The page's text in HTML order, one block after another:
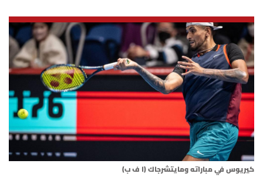
نداء اليوم
محليات
أسرار
متفرقات
نداء القرّاء
خاص الموقع
كيريوس في مباراته ومايتشرجاك (ا ف ب)